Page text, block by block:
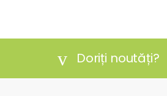
Doriți noutăți?